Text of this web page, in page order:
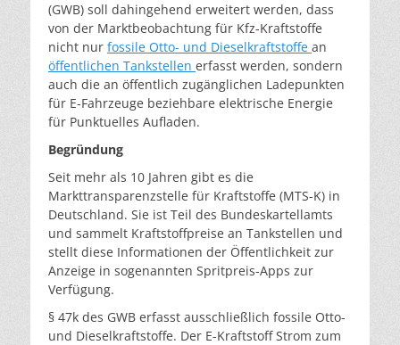
(GWB) soll dahingehend erweitert werden, dass
von der Marktbeobachtung für Kfz-Kraftstoffe
nicht nur fossile Otto- und Dieselkraftstoffe an
öffentlichen Tankstellen erfasst werden, sondern
auch die an öffentlich zugänglichen Ladepunkten
für E-Fahrzeuge beziehbare elektrische Energie
für Punktuelles Aufladen.
Begründung
Seit mehr als 10 Jahren gibt es die
Markttransparenzstelle für Kraftstoffe (MTS-K) in
Deutschland. Sie ist Teil des Bundeskartellamts
und sammelt Kraftstoffpreise an Tankstellen und
stellt diese Informationen der Öffentlichkeit zur
Anzeige in sogenannten Spritpreis-Apps zur
Verfügung.
§ 47k des GWB erfasst ausschließlich fossile Otto-
und Dieselkraftstoffe. Der E-Kraftstoff Strom zum